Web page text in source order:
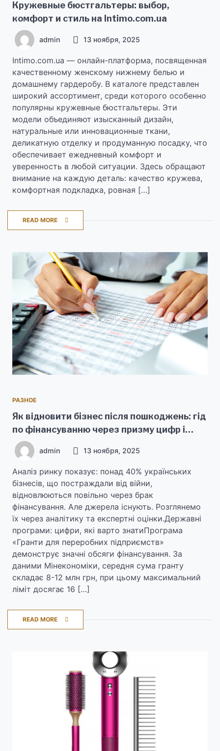
Кружевные бюстгальтеры: выбор,
комфорт и стиль на Intimo.com.ua
admin 13 ноября, 2025
Intimo.com.ua — онлайн-платформа, посвященная
качественному женскому нижнему белью и
домашнему гардеробу. В каталоге представлен
широкий ассортимент, среди которого особенно
популярны кружевные бюстгальтеры. Эти
модели объединяют изысканный дизайн,
натуральные или инновационные ткани,
деликатную отделку и продуманную посадку, что
обеспечивает ежедневный комфорт и
уверенность в любой ситуации. Здесь обращают
внимание на каждую деталь: качество кружева,
комфортная подкладка, ровная […]
READ MORE
РАЗНОЕ
Як відновити бізнес після пошкоджень: гід
по фінансуванню через призму цифр і
фактів
admin 13 ноября, 2025
Аналіз ринку показує: понад 40% українських
бізнесів, що постраждали від війни,
відновлюються повільно через брак
фінансування. Але джерела існують. Розглянемо
їх через аналітику та експертні оцінки.Державні
програми: цифри, які варто знатиПрограма
«Гранти для переробних підприємств»
демонструє значні обсяги фінансування. За
даними Мінекономіки, середня сума гранту
складає 8-12 млн грн, при цьому максимальний
ліміт досягає 16 […]
READ MORE